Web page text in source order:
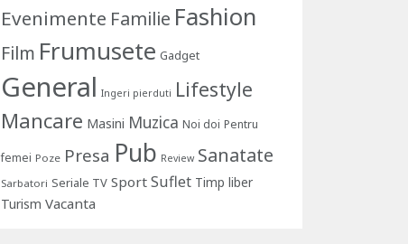
Evenimente Familie Fashion
Film Frumusete Gadget
General Ingeri pierduti Lifestyle
Mancare Masini Muzica Noi doi Pentru
femei Poze Presa Pub Review Sanatate
Sarbatori Seriale TV Sport Suflet Timp liber
Turism Vacanta